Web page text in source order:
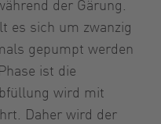
der Gärung.
es sich um zwanzig
gepumpt werden
ist die
wird mit
Daher wird der